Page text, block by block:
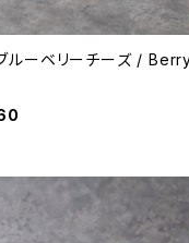
ルーベリーチーズ /